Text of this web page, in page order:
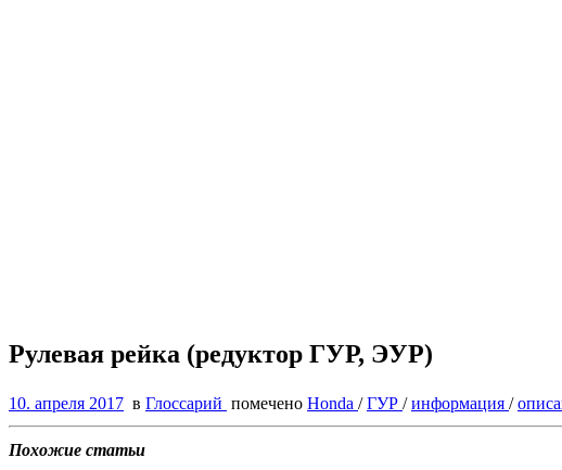
Рулевая рейка (редуктор ГУР, ЭУР)
10. апреля 2017 в Глоссарий помечено Honda /ГУР /информация /
Похожие статьи